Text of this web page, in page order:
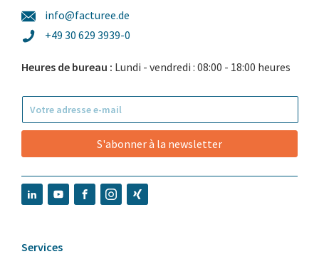
info@facturee.de
+49 30 629 3939-0
Heures de bureau : Lundi - vendredi : 08:00 - 18:00 heures
S'abonner à la newsletter
Services